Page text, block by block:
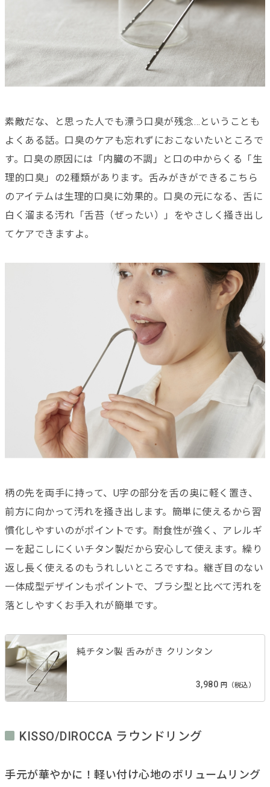
素敵だな、と思った人でも漂う口臭が残念…ということも
よくある話。口臭のケアも忘れずにおこないたいところで
す。口臭の原因には「内臓の不調」と口の中からくる「生
理的口臭」の2種類があります。舌みがきができるこちら
のアイテムは生理的口臭に効果的。口臭の元になる、舌に
白く溜まる汚れ「舌苔（ぜったい）」をやさしく掻き出し
てケアできますよ。
柄の先を両手に持って、U字の部分を舌の奥に軽く置き、
前方に向かって汚れを掻き出します。簡単に使えるから習
慣化しやすいのがポイントです。耐食性が強く、アレルギ
ーを起こしにくいチタン製だから安心して使えます。繰り
返し長く使えるのもうれしいところですね。継ぎ目のない
一体成型デザインもポイントで、ブラシ型と比べて汚れを
落としやすくお手入れが簡単です。
純チタン製 舌みがき クリンタン
3,980 円（税込）
KISSO/DIROCCA ラウンドリング
手元が華やかに！軽い付け心地のボリュームリング